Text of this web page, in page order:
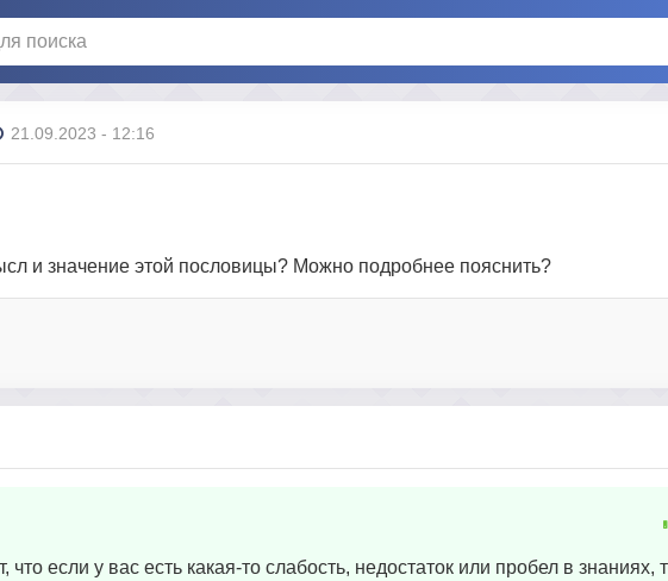
21.09.2023 - 12:16
и значение этой пословицы? Можно подробнее пояснить?
что если у вас есть какая-то слабость, недостаток или пробел в знаниях,